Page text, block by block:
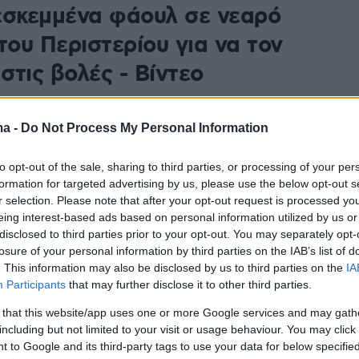
- Do Not Process My Personal Information
opt-out of the sale, sharing to third parties, or processing of your
for targeted advertising by us, please use the below opt-out
selection. Please note that after your opt-out request is processed
interest-based ads based on personal information utilized by us
to third parties prior to your opt-out. You may separately
of your personal information by third parties on the IAB’s list of
This information may also be disclosed by us to third parties on the
Participants that may further disclose it to other third parties.
that this website/app uses one or more Google services and may
but not limited to your visit or usage behaviour. You may
to Google and its third-party tags to use your data for below
φάουλ σε νεαρό
Περιστερίου για να τον
στις βολές - Βίντεο
2'' για το φινάλε του αγώνα και ο Κώστας
την δυνατότητα στον Δημήτρη Παπαγεωργίου να
του στον πίνακα των σκόρερ
Τροχαίας για Μπισμπίκη:
ενός επώνυμου με χειροπέδες
ένα μήνυμα σε όλους - Γιατί
έκαναν αλκοτέστ
της Τροχαίας Αττικής Δημήτρης Παπαγεωργίου,
Πρώτη Λέξη και τον Αντώνη Σρόιτερ για τη σύλληψη
155